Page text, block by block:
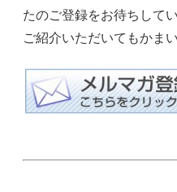
たのご登録をお待ちして
ご紹介いただいてもかま